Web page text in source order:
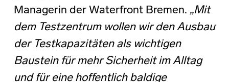
Managerin der Waterfront Bremen. „Mit
dem Testzentrum wollen wir den Ausbau
der Testkapazitäten als wichtigen
Baustein für mehr Sicherheit im Alltag
und für eine hoffentlich baldige